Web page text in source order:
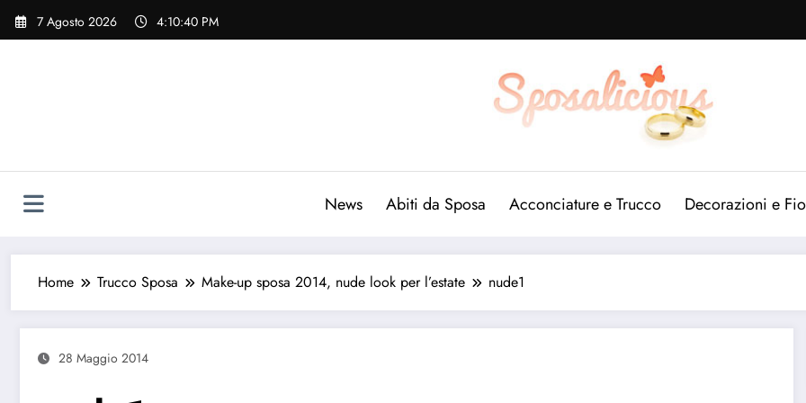
Vai
7 Agosto 2026 4:10:40 PM
News Abiti da Sposa Acconciature e Trucco Decorazioni e
Home Trucco Sposa Make-up sposa 2014, nude look per l’estate nude1
28 Maggio 2014